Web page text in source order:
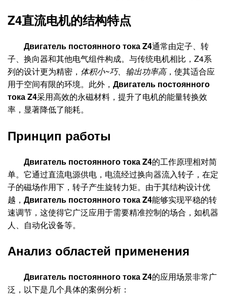
Z4直流电机的结构特点
Двигатель постоянного тока Z4通常由定子、转
子、换向器和其他电气组件构成。与传统电机相比，Z4系
列的设计更为精密， 体积小~巧、输出功率高，使其适合应
用于空间有限的环境。此外， Двигатель постоянного
тока Z4采用高效的永磁材料，提升了电机的能量转换效
率，显著降低了能耗。
Принцип работы
Двигатель постоянного тока Z4的工作原理相对简
单。它通过直流电源供电，电流经过换向器流入转子，在定
子的磁场作用下，转子产生旋转力矩。由于其结构设计优
越， Двигатель постоянного тока Z4能够实现平稳的转
速调节，这使得它广泛应用于需要精准控制的场合，如机器
人、自动化设备等。
Анализ областей применения
Двигатель постоянного тока Z4的应用场景非常广
泛，以下是几个具体的案例分析：